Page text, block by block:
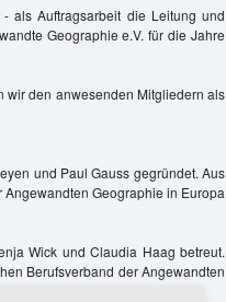
als Auftragsarbeit die Leitung und
Geographie e.V. für die Jahre
wir den anwesenden Mitgliedern als
und Paul Gauss gegründet. Aus
Geographie in Europa
Wick und Claudia Haag betreut.
Berufsverband der Angewandten